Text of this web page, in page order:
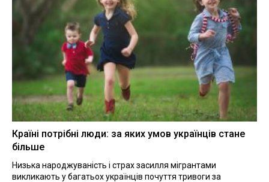
Країні потрібні люди: за яких умов українців стане
більше
Низька народжуваність і страх засилля мігрантами
викликають у багатьох українців почуття тривоги за